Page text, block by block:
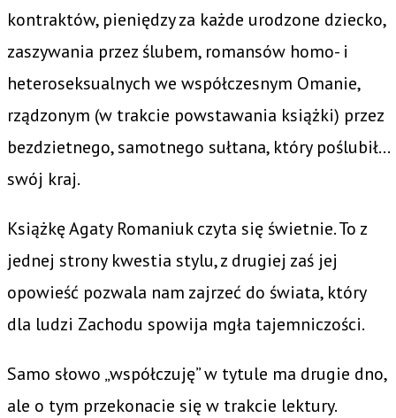
kontraktów, pieniędzy za każde urodzone dziecko,
zaszywania przez ślubem, romansów homo- i
heteroseksualnych we współczesnym Omanie,
rządzonym (w trakcie powstawania książki) przez
bezdzietnego, samotnego sułtana, który poślubił…
swój kraj.
Książkę Agaty Romaniuk czyta się świetnie. To z
jednej strony kwestia stylu, z drugiej zaś jej
opowieść pozwala nam zajrzeć do świata, który
dla ludzi Zachodu spowija mgła tajemniczości.
Samo słowo „współczuję” w tytule ma drugie dno,
ale o tym przekonacie się w trakcie lektury.